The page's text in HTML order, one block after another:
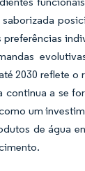
2030 reflete o
a se
um
de água